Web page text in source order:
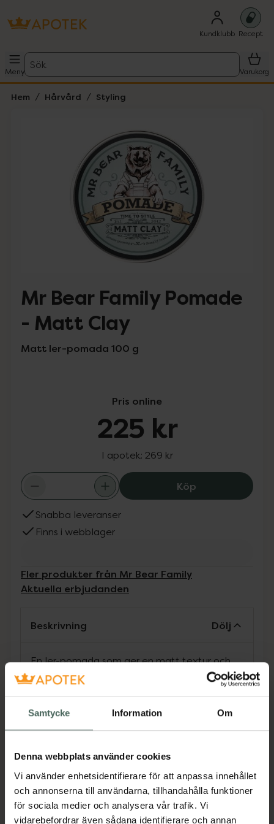
Samtycke Information Om
Denna webbplats använder cookies
Vi använder enhetsidentifierare för att anpassa innehållet
och annonserna till användarna, tillhandahålla funktioner
för sociala medier och analysera vår trafik. Vi
vidarebefordrar även sådana identifierare och annan
Kundklubb Recept
Meny
Sök
Varukorg
Hem Hårvård Styling
Lista: . Innehåller 4 objekt.
Mr Bear Family Pomade
- Matt Clay
Matt ler-pomada 100 g
Pris online
225 kr
I apotek: 269 kr
KöpMr Bear Family
Snabba leveranser
Finns i webblager
Fler produkter från Mr Bear Family
Aktuella erbjudanden
Beskrivning Dölj
En ler-pomada som ger en matt textur och
naturlig look. Bentonit gör håret fylligare, ger
stärker håret och lugnar hårbottnen. Kan
användas på egen hand eller som en
Familys grooming sprayer. Fungerar för alla
hårtyper och är enkel att tvätta ur.
Jämförpris 2,59 kr/g